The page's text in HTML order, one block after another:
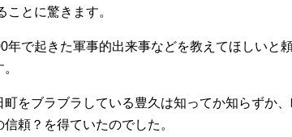
とに驚きます。
年で起きた軍事的出来事などを教えてほしいと
をブラブラしている豊久は知ってか知らずか
頼？を得ていたのでした。